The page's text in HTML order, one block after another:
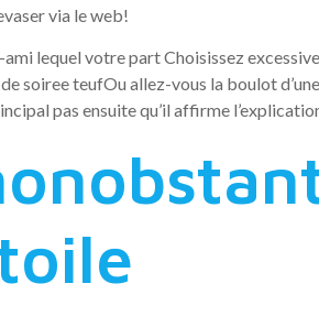
via le web!
lequel votre part Choisissez
soiree teufOu allez-vous la boulot
pas ensuite qu’il affirme